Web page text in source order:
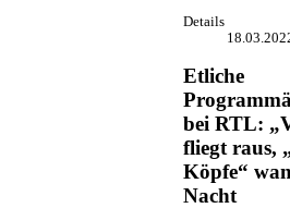
Details
Etliche
bei RTL:
fliegt raus,
Köpfe“
Nacht